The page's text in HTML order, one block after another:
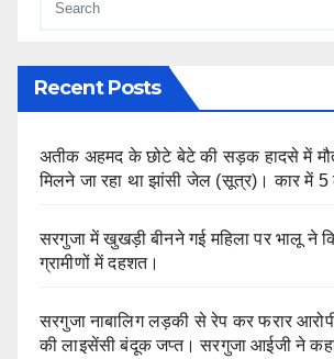
Recent Posts
अतीक अहमद के छोटे बेटे की सड़क हादसे में
मिलने जा रहा था झांसी जेल (सूत्र)। कार में 5
सरगुजा में खुखड़ी बीनने गई महिला पर भालू ने
ग्रामीणों में दहशत।
सरगुजा नाबालिग लड़की से रेप कर फरार
की लाइसेंसी बंदूक जप्त। सरगुजा आईजी ने कहा